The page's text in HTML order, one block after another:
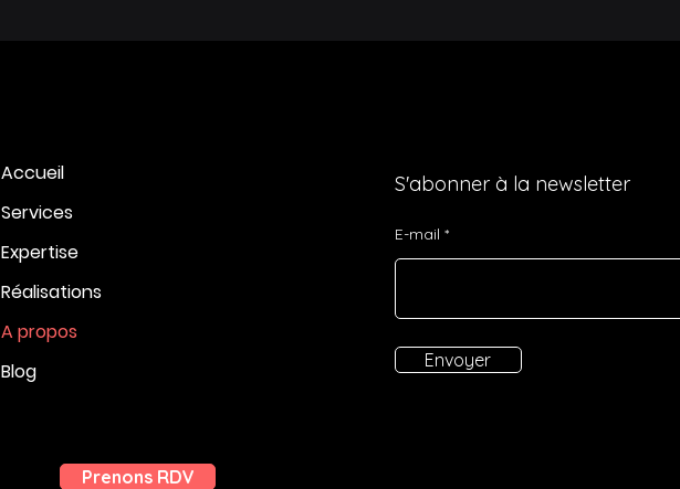
Accueil
Services
Expertise
Réalisations
A propos
Blog
Prenons RDV
S'abonner à la newsletter
E-mail
Envoyer